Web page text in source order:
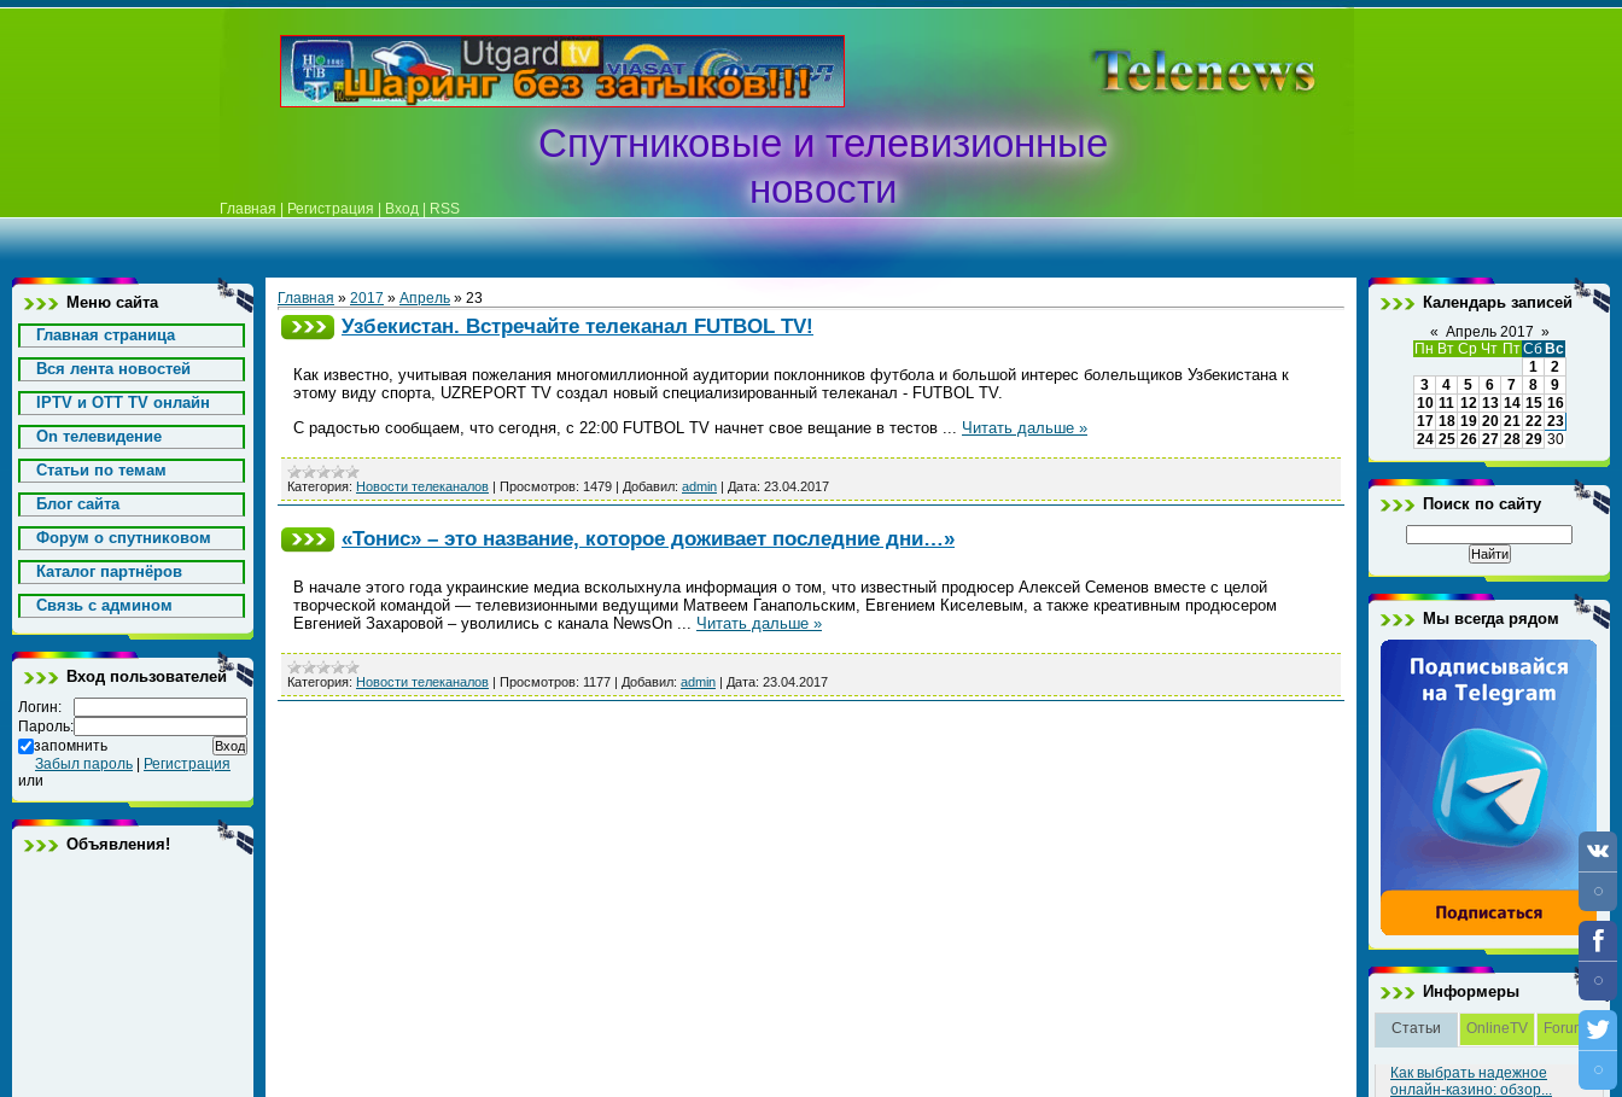
Спутниковые и телевизионные
новости
Главная Регистрация Вход RSS
Меню сайта
Главная страница
Вся лента новостей
IPTV и OTT TV онлайн
On телевидение
Статьи по темам
Блог сайта
Форум о спутниковом
Каталог партнёров
Cвязь с админом
Вход пользователей
Логин:
Пароль:
запомнить
Забыл пароль
Регистрация
или
Объявления!
Главная » 2017 » Апрель » 23
Узбекистан. Встречайте телеканал FUTBOL TV!
Как известно, учитывая пожелания многомиллионной аудитории поклонников футбола и большой интерес болельщиков Узбекистана к
этому виду спорта, UZREPORT TV создал новый специализированный телеканал - FUTBOL TV.
С радостью сообщаем, что сегодня, с 22:00 FUTBOL TV начнет свое вещание в тестов ... Читать дальше »
Категория: Новости телеканалов | Просмотров: 1479 | Добавил: admin | Дата: 23.04.2017
«Тонис» – это название, которое доживает последние дни…»
В начале этого года украинские медиа всколыхнула информация о том, что известный продюсер Алексей Семенов вместе с целой
творческой командой — телевизионными ведущими Матвеем Ганапольским, Евгением Киселевым, а также креативным продюсером
Евгенией Захаровой – уволились с канала NewsOn ... Читать дальше »
Категория: Новости телеканалов | Просмотров: 1177 | Добавил: admin | Дата: 23.04.2017
Календарь записей
« Апрель 2017 »
Пн Вт Ср Чт ПтСб Вс
1
2
3
4 5 6 7 8
9
10 11 12 13 14 15 16
17 18 19 20 21 22 23
24 25 26 27 28 29 30
Поиск по сайту
Мы всегда рядом
Информеры
Статьи OnlineTV Forum
Как выбрать надежное
онлайн-казино: обзор...